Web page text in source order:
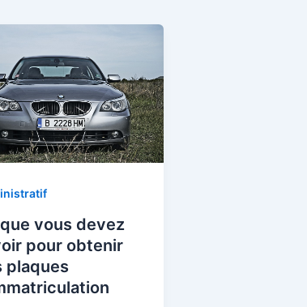
vous devez
pour obtenir
plaques